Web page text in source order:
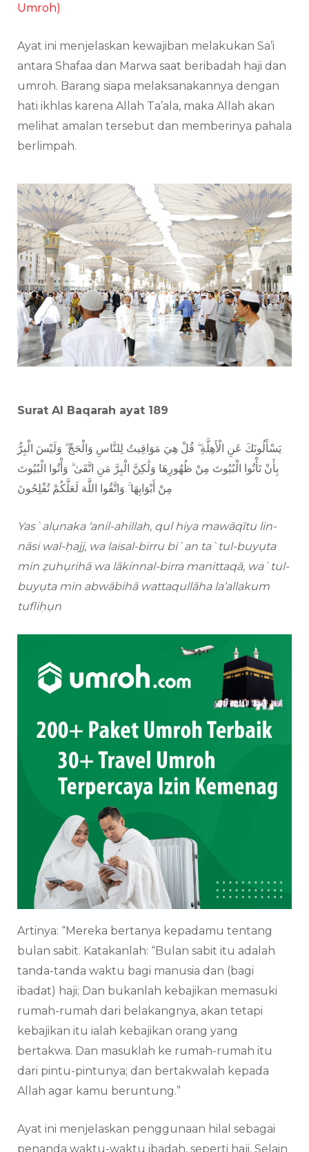
Umroh)
Ayat ini menjelaskan kewajiban melakukan Sa’i
antara Shafaa dan Marwa saat beribadah haji dan
umroh. Barang siapa melaksanakannya dengan
hati ikhlas karena Allah Ta’ala, maka Allah akan
melihat amalan tersebut dan memberinya pahala
berlimpah.
Surat Al Baqarah ayat 189
يَسْأَلُونَكَ عَنِ الْأَهِلَّةِ ۖ قُلْ هِيَ مَوَاقِيتُ لِلنَّاسِ وَالْحَجِّ ۗ وَلَيْسَ الْبِرُّ
بِأَنْ تَأْتُوا الْبُيُوتَ مِنْ ظُهُورِهَا وَلَٰكِنَّ الْبِرَّ مَنِ اتَّقَىٰ ۗ وَأْتُوا الْبُيُوتَ
Yas`alụnaka ‘anil-ahillah, qul hiya mawāqītu lin-
nāsi wal-ḥajj, wa laisal-birru bi`an ta`tul-buyụta
min ẓuhụrihā wa lākinnal-birra manittaqā, wa`tul-
buyụta min abwābihā wattaqullāha la’allakum
tufliḥụn
Artinya: “Mereka bertanya kepadamu tentang
bulan sabit. Katakanlah: “Bulan sabit itu adalah
tanda-tanda waktu bagi manusia dan (bagi
ibadat) haji; Dan bukanlah kebajikan memasuki
rumah-rumah dari belakangnya, akan tetapi
kebajikan itu ialah kebajikan orang yang
bertakwa. Dan masuklah ke rumah-rumah itu
dari pintu-pintunya; dan bertakwalah kepada
Allah agar kamu beruntung.”
Ayat ini menjelaskan penggunaan hilal sebagai
penanda waktu-waktu ibadah, seperti haji. Selain